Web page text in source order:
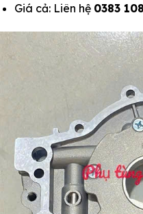
Giá cả: Liên hệ 0383